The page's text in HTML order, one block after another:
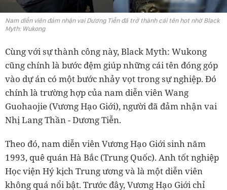
Nam diễn viên đảm nhận vai Dương Tiễn đã trở thành cái tên hot nhờ Black
Myth: Wukong
Cùng với sự thành công này, Black Myth: Wukong
cũng chính là bước đệm giúp những cái tên đóng góp
vào dự án có một bước nhảy vọt trong sự nghiệp. Đó
chính là trường hợp của nam diễn viên Wang
Guohaojie (Vương Hạo Giới), người đã đảm nhận vai
Nhị Lang Thần - Dương Tiễn.
Theo đó, nam diễn viên Vương Hạo Giới sinh năm
1993, quê quán Hà Bắc (Trung Quốc). Anh tốt nghiệp
Học viện Hý kịch Trung ương và là một diễn viên
không quá nổi bật. Trước đây, Vương Hạo Giới chỉ